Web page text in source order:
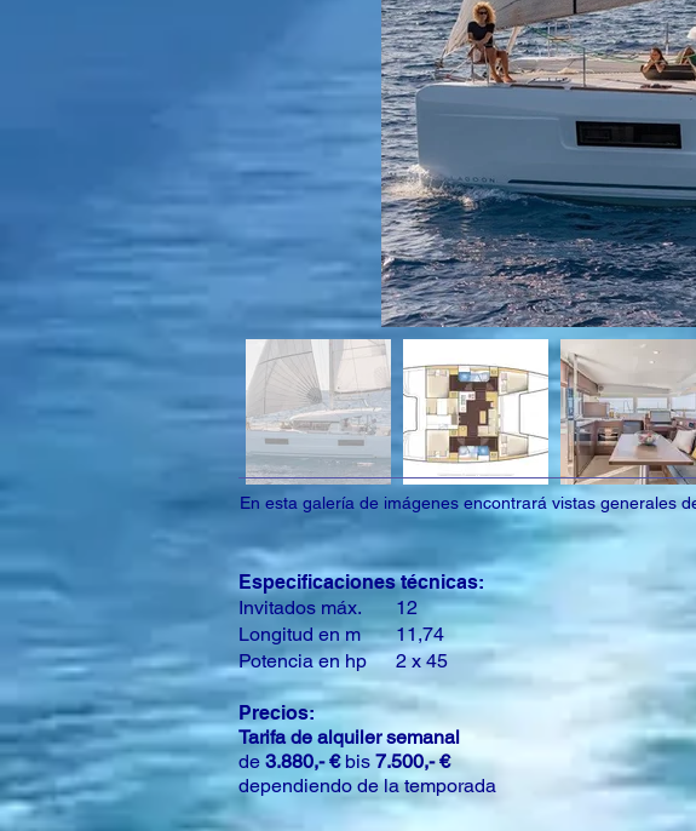
En esta galería de imágenes encontrará vistas generales
Especificaciones técnicas:
Invitados máx.
Longitud en m
Potencia en hp
12
11,74
2 x 45
Precios:
Tarifa de alquiler semanal
de 3.880,- €bis 7.500,- €
dependiendo de la temporada